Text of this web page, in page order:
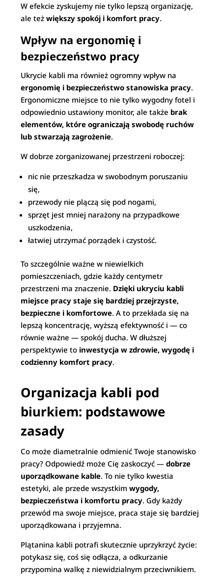
W efekcie zyskujemy nie tylko lepszą organizację,
ale teżwiększy spokój i komfort pracy.
Wpływ na ergonomię i
bezpieczeństwo pracy
Ukrycie kabli ma również ogromny wpływ na
ergonomię i bezpieczeństwo stanowiska pracy.
Ergonomiczne miejsce to nie tylko wygodny fotel i
odpowiednio ustawiony monitor, ale także brak
elementów, które ograniczają swobodę ruchów
lub stwarzają zagrożenie.
W dobrze zorganizowanej przestrzeni roboczej:
nic nie przeszkadza w swobodnym poruszaniu
się,
przewody nie plączą się pod nogami,
sprzęt jest mniej narażony na przypadkowe
uszkodzenia,
łatwiej utrzymać porządek i czystość.
To szczególnie ważne w niewielkich
pomieszczeniach, gdzie każdy centymetr
przestrzeni ma znaczenie. Dzięki ukryciu kabli
miejsce pracy staje się bardziej przejrzyste,
bezpieczne i komfortowe. A to przekłada się na
lepszą koncentrację, wyższą efektywność i — co
równie ważne — spokój ducha. W dłuższej
perspektywie to inwestycja w zdrowie, wygodę i
codzienny komfort pracy.
Organizacja kabli pod
biurkiem: podstawowe
zasady
Co może diametralnie odmienić Twoje stanowisko
pracy? Odpowiedź może Cię zaskoczyć —dobrze
uporządkowane kable. To nie tylko kwestia
estetyki, ale przede wszystkimwygody,
bezpieczeństwa i komfortu pracy. Gdy każdy
przewód ma swoje miejsce, praca staje się bardziej
uporządkowana i przyjemna.
Plątanina kabli potrafi skutecznie uprzykrzyć życie:
potykasz się, coś się odłącza, a odkurzanie
przypomina walkę z niewidzialnym przeciwnikiem.